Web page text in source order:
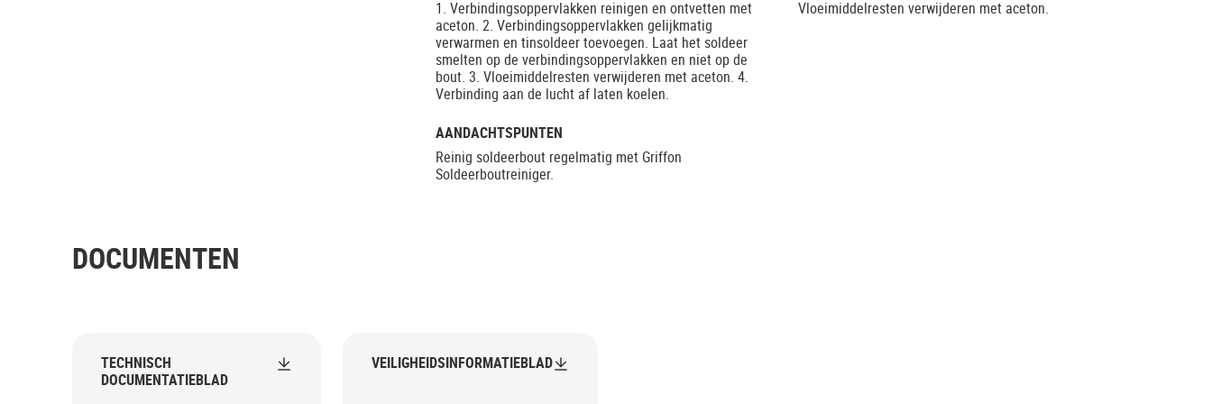
1. Verbindingsoppervlakken reinigen en ontvetten met
aceton. 2. Verbindingsoppervlakken gelijkmatig
verwarmen en tinsoldeer toevoegen. Laat het soldeer
smelten op de verbindingsoppervlakken en niet op de
bout. 3. Vloeimiddelresten verwijderen met aceton. 4.
Verbinding aan de lucht af laten koelen.
AANDACHTSPUNTEN
Reinig soldeerbout regelmatig met Griffon
Soldeerboutreiniger.
Vloeimiddelresten verwijderen met aceton.
DOCUMENTEN
TECHNISCH
DOCUMENTATIEBLAD
VEILIGHEIDSINFORMATIEBLAD